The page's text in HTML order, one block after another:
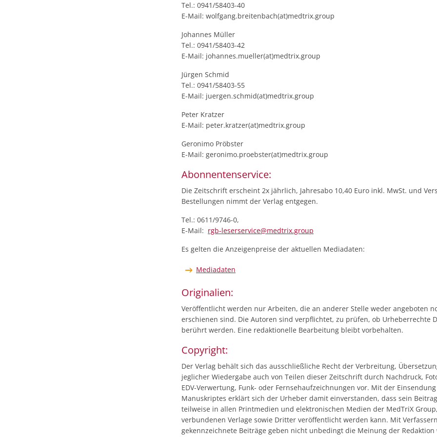
Tel.: 0941/58403-40
E-Mail: wolfgang.breitenbach(at)medtrix.group
Johannes Müller
Tel.: 0941/58403-42
E-Mail: johannes.mueller(at)medtrix.group
Jürgen Schmid
Tel.: 0941/58403-55
E-Mail: juergen.schmid(at)medtrix.group
Peter Kratzer
E-Mail: peter.kratzer(at)medtrix.group
Geronimo Pröbster
E-Mail: geronimo.proebster(at)medtrix.group
Abonnentenservice:
Die Zeitschrift erscheint 2x jährlich, Jahresabo 10,40 Euro inkl. MwSt. und
Bestellungen nimmt der Verlag entgegen.
Tel.: 0611/9746-0,
E-Mail: rgb-leserservice@medtrix.group
Es gelten die Anzeigenpreise der aktuellen Mediadaten:
Mediadaten
Originalien:
Veröffentlicht werden nur Arbeiten, die an anderer Stelle weder angeboten
erschienen sind. Die Autoren sind verpflichtet, zu prüfen, ob Urheberrechte
berührt werden. Eine redaktionelle Bearbeitung bleibt vorbehalten.
Copyright:
Der Verlag behält sich das ausschließliche Recht der Verbreitung,
jeglicher Wiedergabe auch von Teilen dieser Zeitschrift durch Nachdruck,
EDV-Verwertung, Funk- oder Fernsehaufzeichnungen vor. Mit der
Manuskriptes erklärt sich der Urheber damit einverstanden, dass sein
teilweise in allen Printmedien und elektronischen Medien der MedTriX
verbundenen Verlage sowie Dritter veröffentlicht werden kann. Mit
gekennzeichnete Beiträge geben nicht unbedingt die Meinung der Redaktion